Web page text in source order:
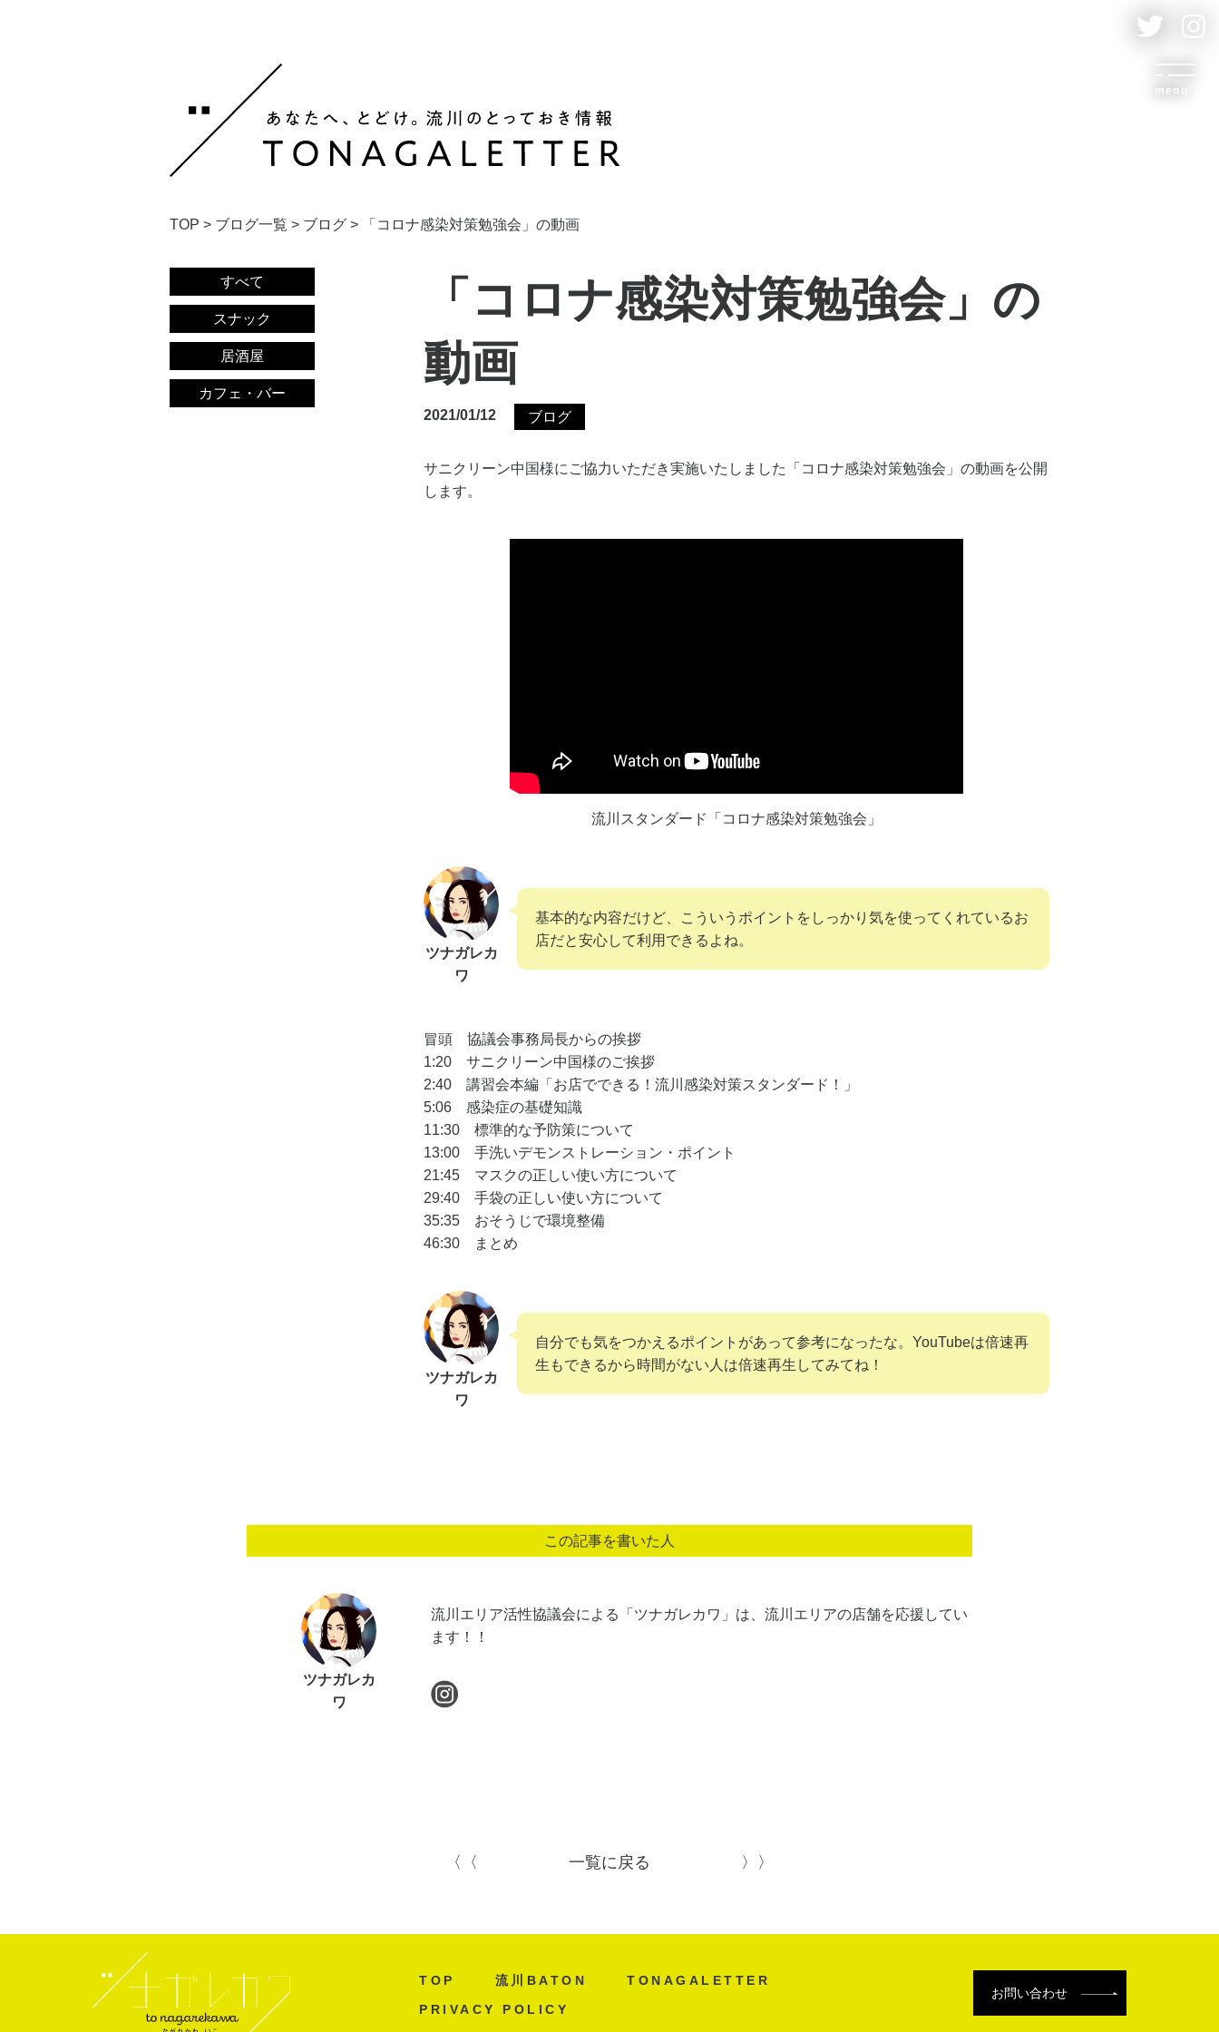
menu
TOP > ブログ一覧 > ブログ > 「コロナ感染対策勉強会」の動画
すべて
スナック
居酒屋
カフェ・バー
「コロナ感染対策勉強会」の
動画
2021/01/12 ブログ
サニクリーン中国様にご協力いただき実施いたしました「コロナ感染対策勉強会」の動画を公開
します。
流川スタンダード「コロナ感染対策勉強会」
ツナガレカ
ワ
基本的な内容だけど、こういうポイントをしっかり気を使ってくれているお
店だと安心して利用できるよね。
冒頭 協議会事務局長からの挨拶
1:20 サニクリーン中国様のご挨拶
2:40 講習会本編「お店でできる！流川感染対策スタンダード！」
5:06 感染症の基礎知識
11:30 標準的な予防策について
13:00 手洗いデモンストレーション・ポイント
21:45 マスクの正しい使い方について
29:40 手袋の正しい使い方について
35:35 おそうじで環境整備
46:30 まとめ
ツナガレカ
ワ
自分でも気をつかえるポイントがあって参考になったな。YouTubeは倍速再
生もできるから時間がない人は倍速再生してみてね！
この記事を書いた人
ツナガレカ
ワ
流川エリア活性協議会による「ツナガレカワ」は、流川エリアの店舗を応援してい
ます！！
〈〈 一覧に戻る 〉〉
TOP 流川BATON
TONAGALETTER
PRIVACY POLICY
お問い合わせ